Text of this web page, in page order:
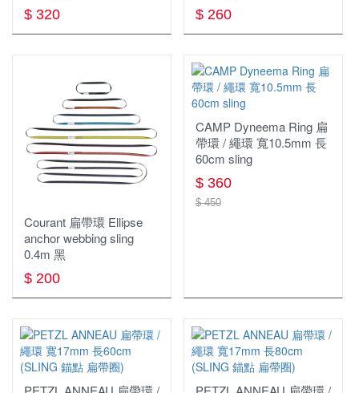
機能內衣褲
透氣排汗襯衫
長袖排汗衫
短袖排汗衫
雨衣 防水褲
背心
羽絨外套
軟殼外套
風衣外套
保暖外套(刷毛 化纖)
兩件式防水外套
鞋類週邊
排汗頭巾
鈦餐具
鈦碗
molle配件包
收納袋 旅行袋 盥洗包
腰包 零錢包 小物袋
登頂包
單肩休閒背包
側背包
戰術背包
背架式背包
休閒背包
背包週邊
登山背包(50L以上)
照明用具週邊
瓦斯燈
手電筒
燈條
登山杖
折疊式
登山杖配件週邊
淨水濾水器
水壺 水瓶
水袋
保溫瓶
水壺水袋週邊
吸管水袋
1~3人 帳篷
4人以上 帳篷
炊事帳 客廳帳
帳篷週邊
天幕 地布
睡眠用具
化纖睡袋 蓋毯
睡袋內套
睡眠用具週邊
行軍床
枕頭
充氣睡墊
鍋具
鍋具週邊
鋁合金鍋
聚熱強效鍋 效率系統鍋
煎盤 烤盤
爐具
瓦斯
卡式爐
柴火爐 焚火台
爐具週邊
匙叉筷
鍋杓鏟
杯子
保溫保冷袋、箱
食品類
戶外傢俱
椅
層架系列
戶外配件 其它
護膝 綁腿 護脛
車頂帳與週邊
$ 320 $ 260
Courant 扁帶環 Ellipse
anchor webbing sling
0.4m 黑
$ 200
CAMP Dyneema Ring 扁
帶環 / 繩環 寬10.5mm 長
60cm sling
$ 360
$ 450